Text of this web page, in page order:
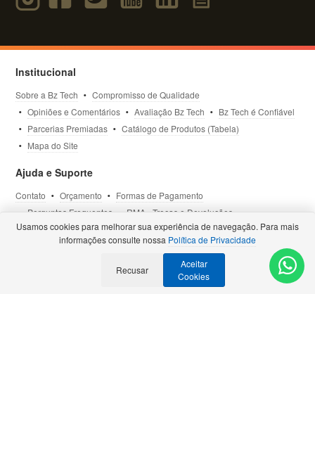
Institucional
Sobre a Bz Tech
Compromisso de Qualidade
Opiniões e Comentários
Avaliação Bz Tech
Bz Tech é Confiável
Parcerias Premiadas
Catálogo de Produtos (Tabela)
Mapa do Site
Ajuda e Suporte
Contato Orçamento
Formas de Pagamento
Perguntas Frequentes
RMA - Trocas e Devoluções
Política de Privacidade
Termos de Uso Site Seguro
Selos e Certificações- Veja todas as Parcerias Premiadas
Usamos cookies para melhorar sua experiência de navegação. Para mais
informações consulte nossa Política de Privacidade
Recusar
Aceitar
Cookies